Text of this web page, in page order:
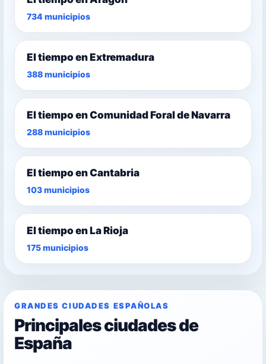
734 municipios
El tiempo en Extremadura
388 municipios
El tiempo en Comunidad Foral de Navarra
288 municipios
El tiempo en Cantabria
103 municipios
El tiempo en La Rioja
175 municipios
GRANDES CIUDADES ESPAÑOLAS
Principales ciudades de
España